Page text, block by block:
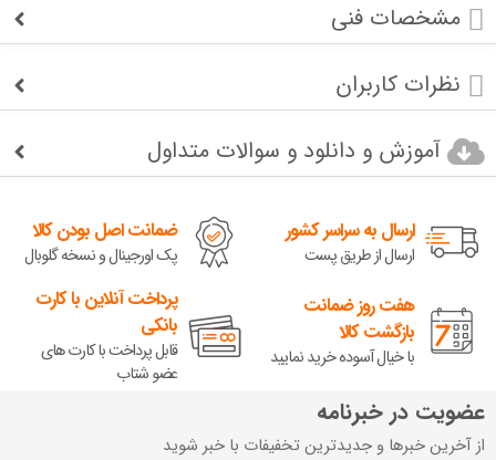
مشخصات فنی
نظرات کاربران
آموزش و دانلود و سوالات متداول
ارسال به سراسر کشور
ارسال از طریق پست
ضمانت اصل بودن کالا
پک اورجینال و نسخه گلوبال
هفت روز ضمانت
بازگشت کالا
با خیال آسوده خرید نمایید
پرداخت آنلاین با کارت
بانکی
قابل پرداخت با کارت های
عضو شتاب
عضویت در خبرنامه
از آخرین خبرها و جدیدترین تخفیفات با خبر شوید